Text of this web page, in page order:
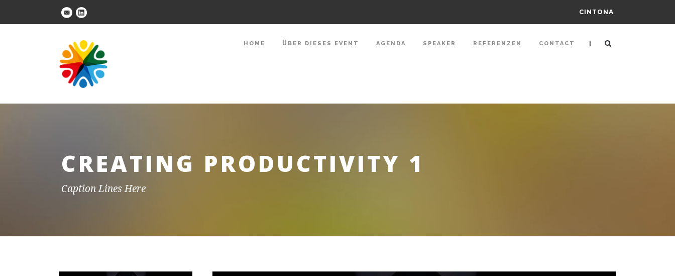
CINTONA
HOME ÜBER DIESES EVENT AGENDA SPEAKER REFERENZEN CONTACT |
CREATING PRODUCTIVITY 1
Caption Lines Here